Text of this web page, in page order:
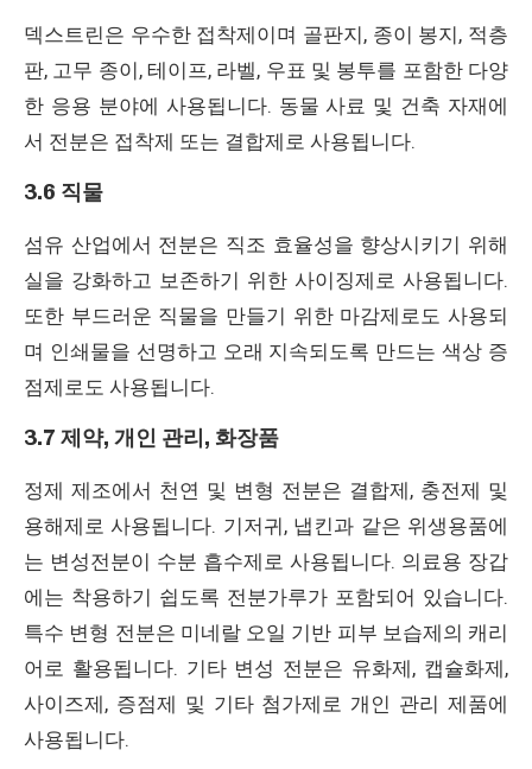
덱스트린은 우수한 접착제이며 골판지, 종이 봉지, 적층
판, 고무 종이, 테이프, 라벨, 우표 및 봉투를 포함한 다양
한 응용 분야에 사용됩니다. 동물 사료 및 건축 자재에
서 전분은 접착제 또는 결합제로 사용됩니다.
3.6 직물
섬유 산업에서 전분은 직조 효율성을 향상시키기 위해
실을 강화하고 보존하기 위한 사이징제로 사용됩니다.
또한 부드러운 직물을 만들기 위한 마감제로도 사용되
며 인쇄물을 선명하고 오래 지속되도록 만드는 색상 증
점제로도 사용됩니다.
3.7 제약, 개인 관리, 화장품
정제 제조에서 천연 및 변형 전분은 결합제, 충전제 및
용해제로 사용됩니다. 기저귀, 냅킨과 같은 위생용품에
는 변성전분이 수분 흡수제로 사용됩니다. 의료용 장갑
에는 착용하기 쉽도록 전분가루가 포함되어 있습니다.
특수 변형 전분은 미네랄 오일 기반 피부 보습제의 캐리
어로 활용됩니다. 기타 변성 전분은 유화제, 캡슐화제,
사이즈제, 증점제 및 기타 첨가제로 개인 관리 제품에
사용됩니다.